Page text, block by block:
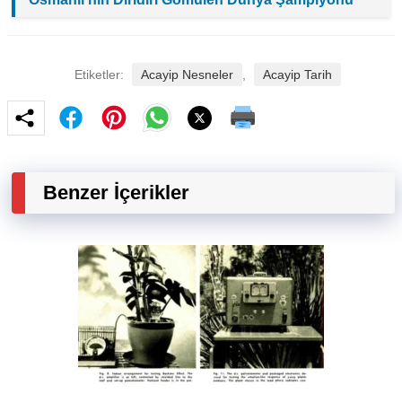
Etiketler: Acayip Nesneler Acayip Tarih
Benzer İçerikler